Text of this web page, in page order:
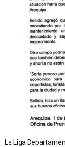
La Liga